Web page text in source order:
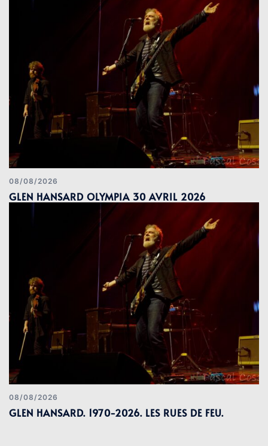
08/08/2026
GLEN HANSARD OLYMPIA 30 AVRIL 2026
08/08/2026
GLEN HANSARD. 1970-2026. LES RUES DE FEU.